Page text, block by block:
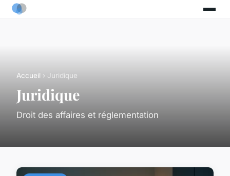
Accueil › Juridique
Juridique
Droit des affaires et réglementation